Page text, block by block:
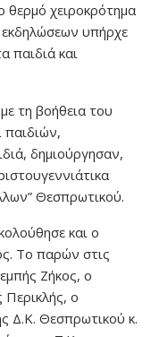
θερμό χειροκρότημα
υπήρχε
παιδιά και
τη βοήθεια του
παιδιών,
δημιούργησαν,
Θεσπρωτικού.
και ο
Το παρών στις
Ζήκος, ο
ο
Δ.Κ. Θεσπρωτικού κ.